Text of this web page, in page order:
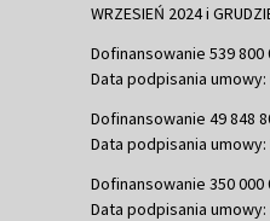
WRZESIEŃ 2024 i
Dofinansowanie 539 800
Data podpisania umowy:
Dofinansowanie 49 848
Data podpisania umowy:
Dofinansowanie 350 000
Data podpisania umowy: